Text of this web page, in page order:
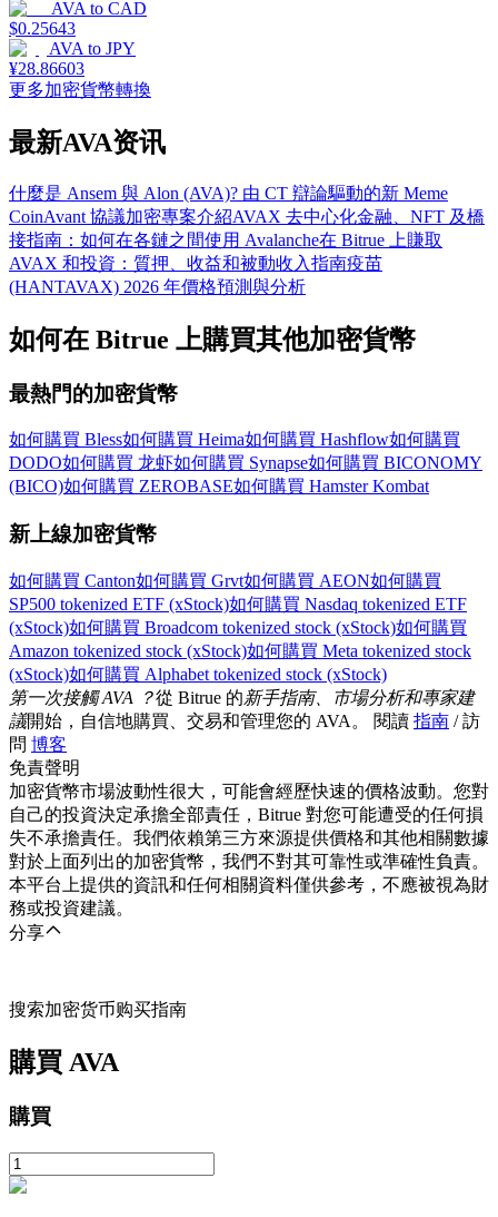
AVA to CAD
$0.25643
AVA to JPY
¥28.86603
更多加密貨幣轉換
最新AVA资讯
什麼是 Ansem 與 Alon (AVA)? 由 CT 辯論驅動的新 Meme
CoinAvant 協議加密專案介紹AVAX 去中心化金融、NFT 及橋
接指南：如何在各鏈之間使用 Avalanche在 Bitrue 上賺取
AVAX 和投資：質押、收益和被動收入指南疫苗
(HANTAVAX) 2026 年價格預測與分析
如何在 Bitrue 上購買其他加密貨幣
最熱門的加密貨幣
如何購買 Bless如何購買 Heima如何購買 Hashflow如何購買
DODO如何購買 龙虾如何購買 Synapse如何購買 BICONOMY
(BICO)如何購買 ZEROBASE如何購買 Hamster Kombat
新上線加密貨幣
如何購買 Canton如何購買 Grvt如何購買 AEON如何購買
SP500 tokenized ETF (xStock)如何購買 Nasdaq tokenized ETF
(xStock)如何購買 Broadcom tokenized stock (xStock)如何購買
Amazon tokenized stock (xStock)如何購買 Meta tokenized stock
(xStock)如何購買 Alphabet tokenized stock (xStock)
第一次接觸 AVA ？從 Bitrue 的新手指南、市場分析和專家建
議開始，自信地購買、交易和管理您的 AVA。 閱讀 指南 / 訪
問 博客
免責聲明
加密貨幣市場波動性很大，可能會經歷快速的價格波動。您對
自己的投資決定承擔全部責任，Bitrue 對您可能遭受的任何損
失不承擔責任。我們依賴第三方來源提供價格和其他相關數據
對於上面列出的加密貨幣，我們不對其可靠性或準確性負責。
本平台上提供的資訊和任何相關資料僅供參考，不應被視為財
務或投資建議。
分享
搜索加密货币购买指南
購買 AVA
購買